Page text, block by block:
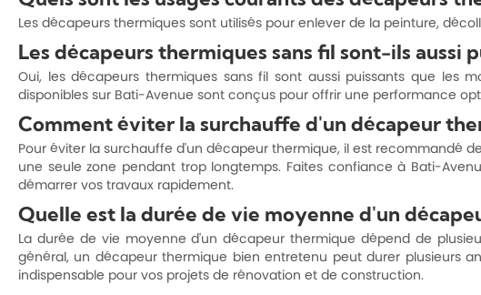
Les décapeurs thermiques sont utilisés pour enlever de la peinture,
Les décapeurs thermiques sans fil sont-ils aussi
Oui, les décapeurs thermiques sans fil sont aussi puissants que les
disponibles sur Bati-Avenue sont conçus pour offrir une performance
Comment éviter la surchauffe d'un décapeur
Pour éviter la surchauffe d'un décapeur thermique, il est recommandé
une seule zone pendant trop longtemps. Faites confiance à Bati-
démarrer vos travaux rapidement.
Quelle est la durée de vie moyenne d'un
La durée de vie moyenne d'un décapeur thermique dépend de
général, un décapeur thermique bien entretenu peut durer plusieurs
indispensable pour vos projets de rénovation et de construction.